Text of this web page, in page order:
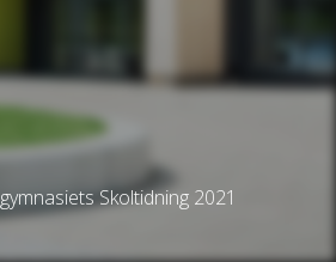
Skoltidning 2021